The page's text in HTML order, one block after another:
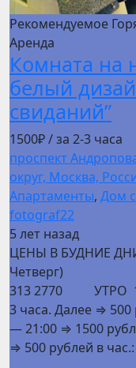
Рекомендуемое
Аренда
Комната на
белый
свиданий”
1500₽/ за 2-3 часа
проспект
округ, Москва,
Апартаменты, Дом
fotograf22
5 лет назад
ЦЕНЫ В БУДНИЕ
Четверг)
313 2770 УТРО
3 часа. Далее ⇒
— 21:00 ⇒ 1500
⇒ 500 рублей в